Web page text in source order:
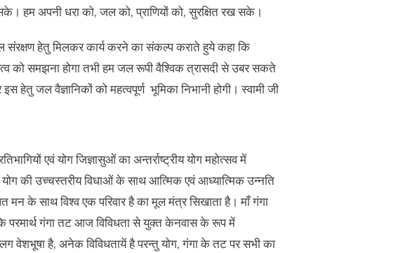
हम अपनी धरा को, जल को, प्राणियों को, सुरक्षित रख सके।
संरक्षण हेतु मिलकर कार्य करने का संकल्प कराते हुये कहा कि
को समझना होगा तभी हम जल रूपी वैश्विक त्रासदी से उबर सकते
जल वैज्ञानिकों को महत्वपूर्ण भूमिका निभानी होगी। स्वामी जी
एवं योग जिज्ञासुओं का अन्तर्राष्ट्रीय योग महोत्सव में
की उच्चस्तरीय विधाओं के साथ आत्मिक एवं आध्यात्मिक उन्नति
के साथ विश्व एक परिवार है का मूल मंत्र सिखाता है। माँ गंगा
परमार्थ गंगा तट आज विविधता से युक्त केनवास के रूप में
वेशभूषा है, अनेक विविधतायें है परन्तु योग, गंगा के तट पर सभी का